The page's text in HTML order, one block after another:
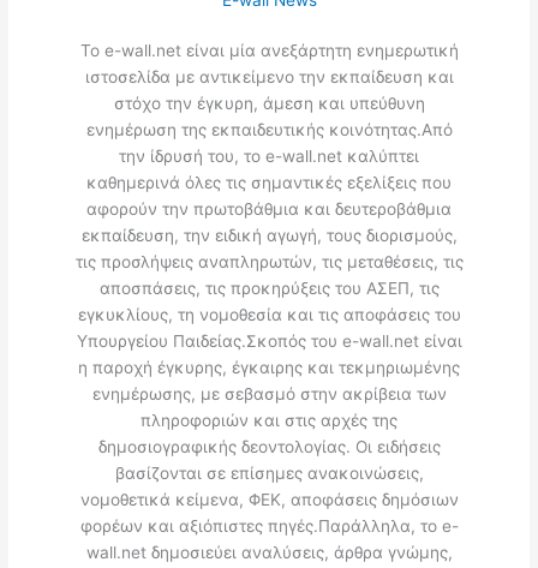
Το e-wall.net είναι μία ανεξάρτητη ενημερωτική
ιστοσελίδα με αντικείμενο την εκπαίδευση και
στόχο την έγκυρη, άμεση και υπεύθυνη
ενημέρωση της εκπαιδευτικής κοινότητας.Από
την ίδρυσή του, το e-wall.net καλύπτει
καθημερινά όλες τις σημαντικές εξελίξεις που
αφορούν την πρωτοβάθμια και δευτεροβάθμια
εκπαίδευση, την ειδική αγωγή, τους διορισμούς,
τις προσλήψεις αναπληρωτών, τις μεταθέσεις, τις
αποσπάσεις, τις προκηρύξεις του ΑΣΕΠ, τις
εγκυκλίους, τη νομοθεσία και τις αποφάσεις του
Υπουργείου Παιδείας.Σκοπός του e-wall.net είναι
η παροχή έγκυρης, έγκαιρης και τεκμηριωμένης
ενημέρωσης, με σεβασμό στην ακρίβεια των
πληροφοριών και στις αρχές της
δημοσιογραφικής δεοντολογίας. Οι ειδήσεις
βασίζονται σε επίσημες ανακοινώσεις,
νομοθετικά κείμενα, ΦΕΚ, αποφάσεις δημόσιων
φορέων και αξιόπιστες πηγές.Παράλληλα, το e-
wall.net δημοσιεύει αναλύσεις, άρθρα γνώμης,